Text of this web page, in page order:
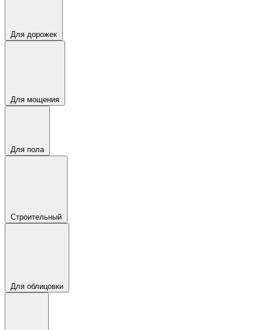
Для дорожек
Для мощения
Для пола
Строительный
Для облицовки